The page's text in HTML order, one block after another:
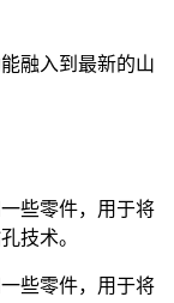
融入到最新的山
些零件，用于将
技术。
些零件，用于将